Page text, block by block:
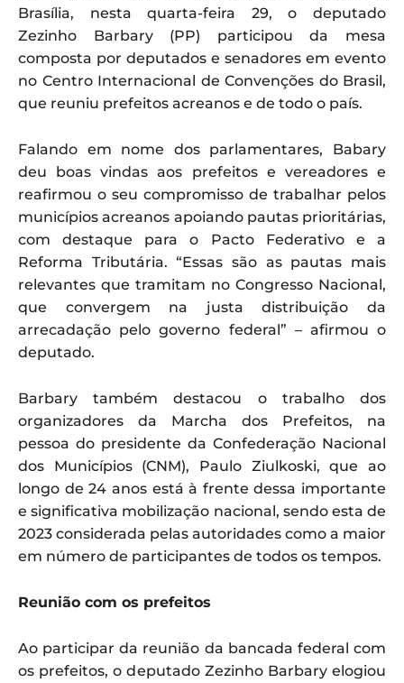
Brasília, nesta quarta-feira 29, o deputado
Zezinho Barbary (PP) participou da mesa
composta por deputados e senadores em evento
no Centro Internacional de Convenções do Brasil,
que reuniu prefeitos acreanos e de todo o país.
Falando em nome dos parlamentares, Babary
deu boas vindas aos prefeitos e vereadores e
reafirmou o seu compromisso de trabalhar pelos
municípios acreanos apoiando pautas prioritárias,
com destaque para o Pacto Federativo e a
Reforma Tributária. “Essas são as pautas mais
relevantes que tramitam no Congresso Nacional,
que convergem na justa distribuição da
arrecadação pelo governo federal” – afirmou o
deputado.
Barbary também destacou o trabalho dos
organizadores da Marcha dos Prefeitos, na
pessoa do presidente da Confederação Nacional
dos Municípios (CNM), Paulo Ziulkoski, que ao
longo de 24 anos está à frente dessa importante
e significativa mobilização nacional, sendo esta de
2023 considerada pelas autoridades como a maior
em número de participantes de todos os tempos.
Reunião com os prefeitos
Ao participar da reunião da bancada federal com
os prefeitos, o deputado Zezinho Barbary elogiou